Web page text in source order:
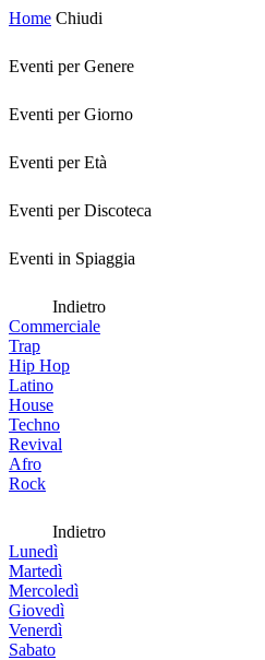
Home Chiudi
Eventi per Genere
Eventi per Giorno
Eventi per Età
Eventi per Discoteca
Eventi in Spiaggia
Indietro
Commerciale
Trap
Hip Hop
Latino
House
Techno
Revival
Afro
Rock
Indietro
Lunedì
Martedì
Mercoledì
Giovedì
Venerdì
Sabato